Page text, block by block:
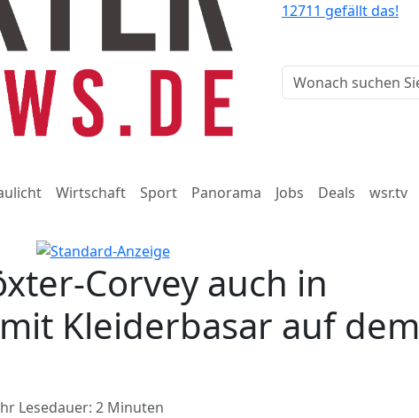
12711 gefällt das!
Wirtschaft Sport Panorama Jobs Deals
wsr.tv
Corvey auch in
Kleiderbasar auf dem
Lesedauer: 2 Minuten